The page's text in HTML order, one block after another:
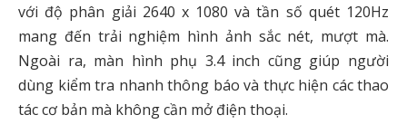
với độ phân giải 2640 x 1080 và tần số quét 120Hz
mang đến trải nghiệm hình ảnh sắc nét, mượt mà.
Ngoài ra, màn hình phụ 3.4 inch cũng giúp người
dùng kiểm tra nhanh thông báo và thực hiện các thao
tác cơ bản mà không cần mở điện thoại.